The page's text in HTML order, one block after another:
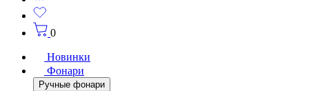
0
Новинки
Фонари
Ручные фонари